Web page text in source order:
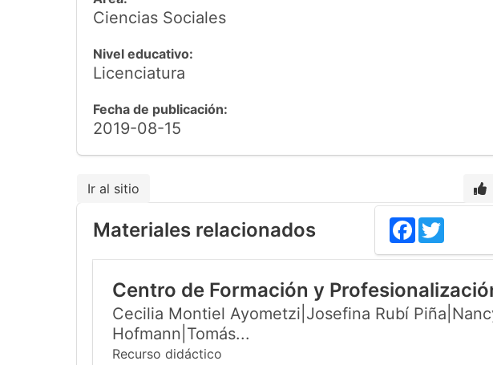
Ciencias Sociales
Nivel educativo:
Licenciatura
Fecha de publicación:
2019-08-15
Ir al sitio
Facebook
Materiales relacionados
Centro de Formación y
Cecilia Montiel Ayometzi|Josefina Rubí
Hofmann|Tomás...
Recurso didáctico